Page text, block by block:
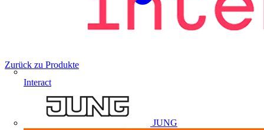
Interact
JUNG
Zurück zu Produkte